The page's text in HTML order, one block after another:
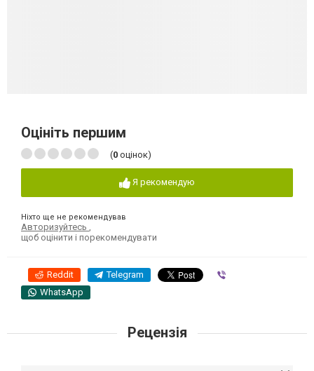
Оцініть першим
(0 оцінок)
Я рекомендую
Ніхто ще не рекомендував
Авторизуйтесь
щоб оцінити і порекомендувати
Reddit Telegram
WhatsApp
Рецензія